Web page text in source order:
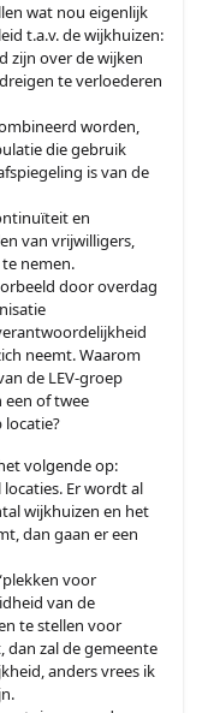
wat nou eigenlijk
t.a.v. de wijkhuizen:
zijn over de wijken
te verloederen
worden,
die gebruik
is van de
en
van vrijwilligers,
nemen.
door overdag
neemt. Waarom
de LEV-groep
of twee
volgende op:
Er wordt al
wijkhuizen en het
dan gaan er een
voor
van de
te stellen voor
dan zal de gemeente
anders vrees ik